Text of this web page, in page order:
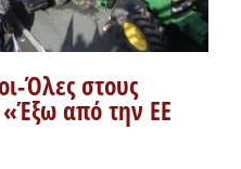
Όλες στους
από την ΕΕ